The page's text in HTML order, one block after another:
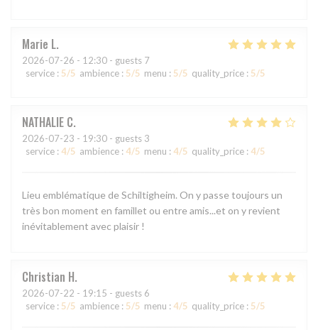
Marie L
2026-07-26 - 12:30 - guests 7
service : 5/5 ambience : 5/5 menu : 5/5 quality_price : 5/5
NATHALIE C
2026-07-23 - 19:30 - guests 3
service : 4/5 ambience : 4/5 menu : 4/5 quality_price : 4/5
Lieu emblématique de Schiltigheim. On y passe toujours un
très bon moment en famillet ou entre amis...et on y revient
inévitablement avec plaisir !
Christian H
2026-07-22 - 19:15 - guests 6
service : 5/5 ambience : 5/5 menu : 4/5 quality_price : 5/5